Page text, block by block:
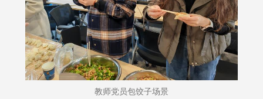
教师党员包饺子场景